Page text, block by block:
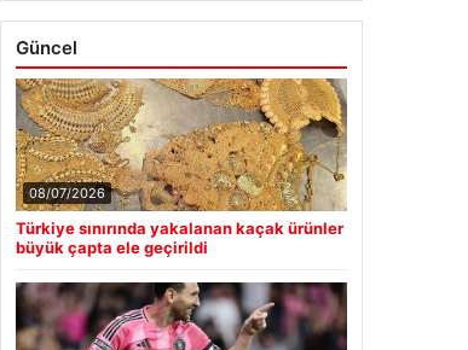
Güncel
08/07/2026
Türkiye sınırında yakalanan kaçak ürünler
büyük çapta ele geçirildi